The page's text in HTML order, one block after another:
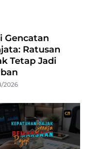
Gencatan
Ratusan
Tetap Jadi
2026